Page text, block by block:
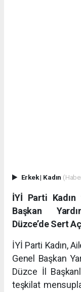
Erkek| Kadın
İYİ Parti
Başkan
Düzce’de Sert
İYİ Parti Kadın,
Genel Başkan
Düzce İl
teşkilat